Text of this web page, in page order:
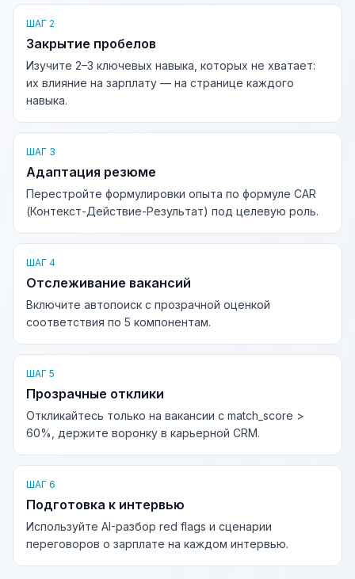
ШАГ 2
Закрытие пробелов
Изучите 2–3 ключевых навыка, которых не хватает:
их влияние на зарплату — на странице каждого
навыка.
ШАГ 3
Адаптация резюме
Перестройте формулировки опыта по формуле CAR
(Контекст-Действие-Результат) под целевую роль.
ШАГ 4
Отслеживание вакансий
Включите автопоиск с прозрачной оценкой
соответствия по 5 компонентам.
ШАГ 5
Прозрачные отклики
Откликайтесь только на вакансии с match_score >
60%, держите воронку в карьерной CRM.
ШАГ 6
Подготовка к интервью
Используйте AI-разбор red flags и сценарии
переговоров о зарплате на каждом интервью.